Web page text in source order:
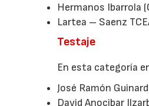
Hermanos Ibarrola
Lartea – Saenz
Testaje
En esta categoría
José Ramón
David Anocibar